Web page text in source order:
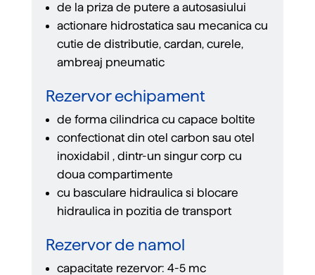
de la priza de putere a autosasiului
actionare hidrostatica sau mecanica cu
cutie de distributie, cardan, curele,
ambreaj pneumatic
Rezervor echipament
de forma cilindrica cu capace boltite
confectionat din otel carbon sau otel
inoxidabil , dintr-un singur corp cu
doua compartimente
cu basculare hidraulica si blocare
hidraulica in pozitia de transport
Rezervor de namol
capacitate rezervor: 4-5 mc